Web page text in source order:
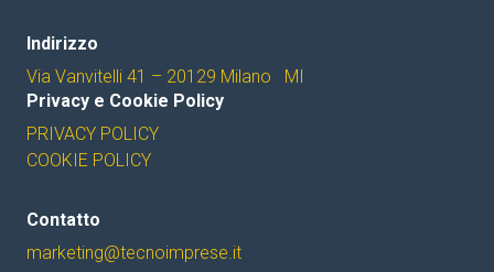
Indirizzo
Via Vanvitelli 41 – 20129 Milano MI
Privacy e Cookie Policy
PRIVACY POLICY
COOKIE POLICY
Contatto
marketing@tecnoimprese.it